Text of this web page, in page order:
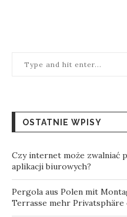
OSTATNIE WPISY
Czy internet może zwalniać
aplikacji biurowych?
Pergola aus Polen mit
Terrasse mehr Privatsphäre